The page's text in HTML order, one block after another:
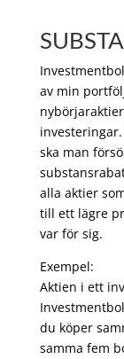
av min
ska man
alla aktier
till ett lägre
var för sig.
Exempel:
Aktien i ett
du köper
samma fem